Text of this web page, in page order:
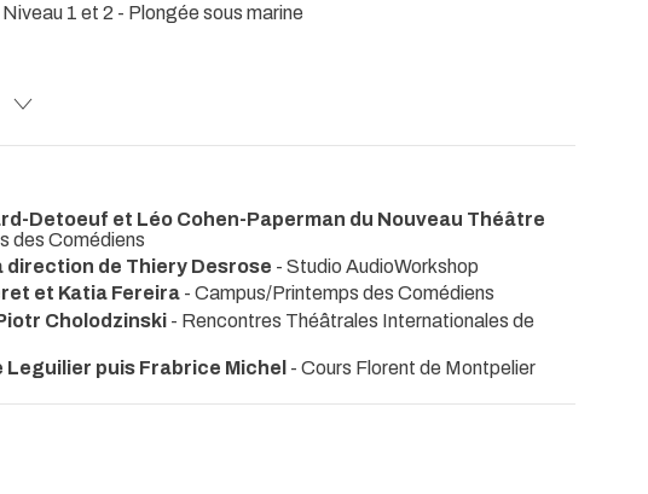
Niveau 1 et 2 - Plongée sous marine
Detoeuf et Léo Cohen-Paperman du Nouveau Théâtre
des Comédiens
direction de Thiery Desrose - Studio AudioWorkshop
et Katia Fereira - Campus/Printemps des Comédiens
Cholodzinski - Rencontres Théâtrales Internationales de
puis Frabrice Michel - Cours Florent de Montpelier